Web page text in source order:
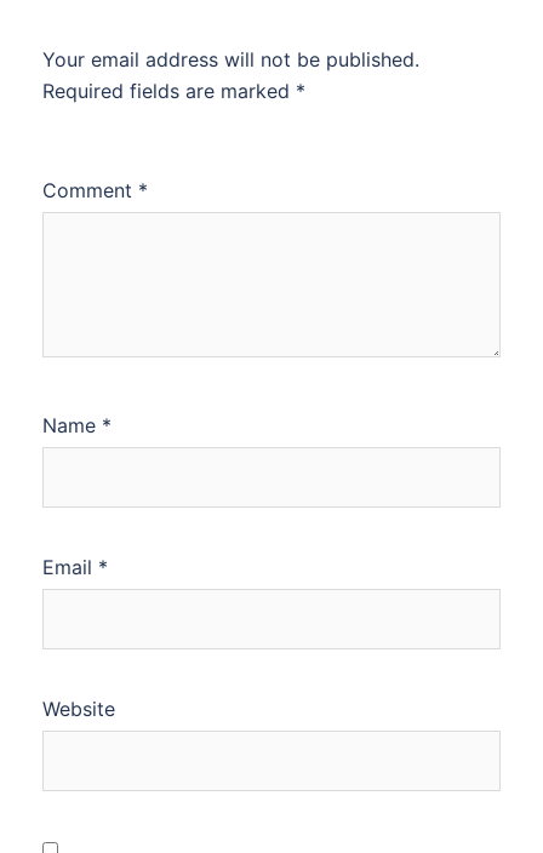
Your email address will not be published.
Required fields are marked *
Comment *
Name *
Email *
Website